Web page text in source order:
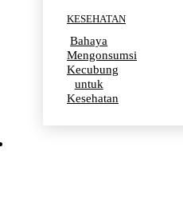
KESEHATAN
Bahaya
Mengonsumsi
Kecubung
untuk
Kesehatan